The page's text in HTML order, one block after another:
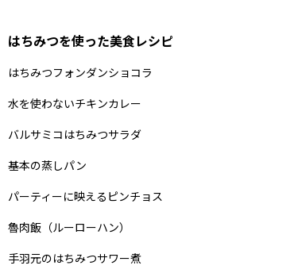
はちみつを使った美食レシピ
はちみつフォンダンショコラ
水を使わないチキンカレー
バルサミコはちみつサラダ
基本の蒸しパン
パーティーに映えるピンチョス
魯肉飯（ルーローハン）
手羽元のはちみつサワー煮